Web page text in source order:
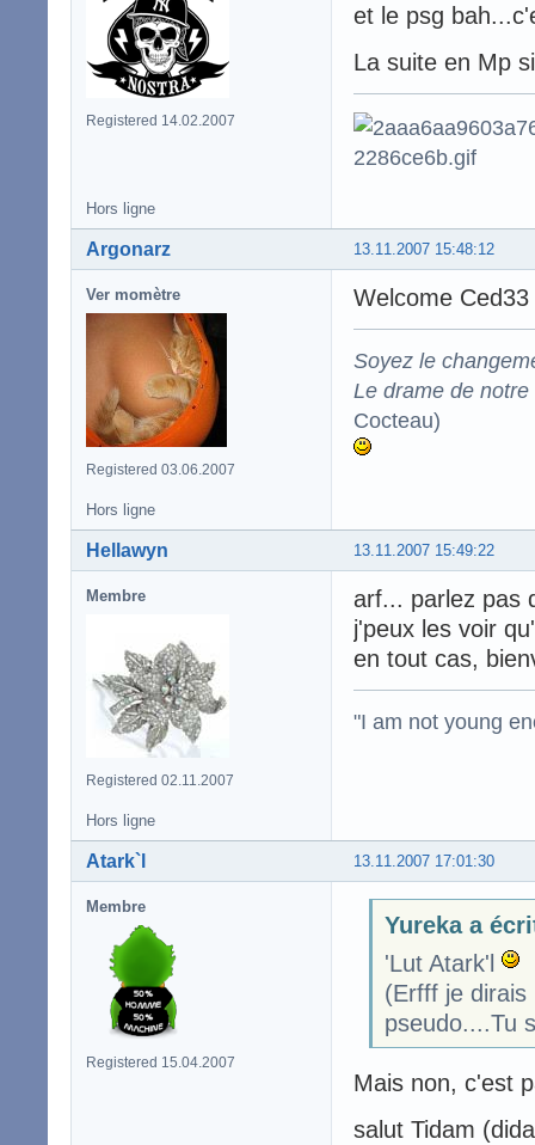
Registered 14.02.2007
et le psg
La suite en Mp
Hors ligne
13.11.2007 15:48:12
Argonarz
Ver momètre
Registered 03.06.2007
Welcome Ced33
Soyez le
Le drame de
Cocteau)
Hors ligne
13.11.2007 15:49:22
Hellawyn
Membre
Registered 02.11.2007
arf... parlez pas
j'peux les voir
en tout cas,
"I am not young
Hors ligne
13.11.2007 17:01:30
Atark`l
Membre
Registered 15.04.2007
Yureka a
'Lut Atark'l
(Erfff je dirais
pseudo....Tu
Mais non, c'est
salut Tidam